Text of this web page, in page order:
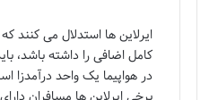
ایرلاین ها استدلال می
کامل اضافی را داشته باشد،
در هواپیما یک واحد